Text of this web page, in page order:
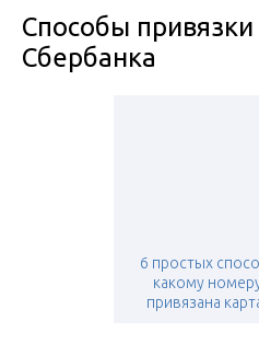
Способы
Сбербанка
6 простых
какому
привязана